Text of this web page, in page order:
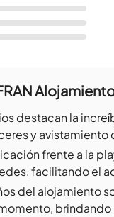
destacan la
y avistamiento
frente a la
facilitando el
del alojamiento